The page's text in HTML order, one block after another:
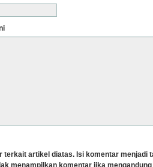
terkait artikel diatas. Isi komentar menjadi
menampilkan komentar jika